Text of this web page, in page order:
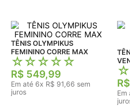
TÊNIS OLYMPIKUS
FEMININO CORRE MAX
☆☆☆☆☆
R$ 549,99
Em até 6x R$ 91,66 sem
juros
☆
R$
Em